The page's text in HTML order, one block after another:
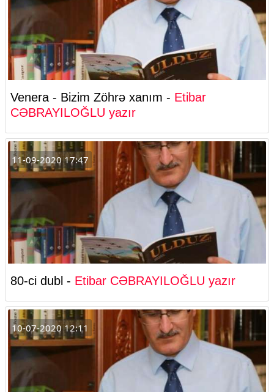
Venera - Bizim Zöhrə xanım - Etibar
CƏBRAYILOĞLU yazır
11-09-2020 17:47
80-ci dubl - Etibar CƏBRAYILOĞLU yazır
10-07-2020 12:11